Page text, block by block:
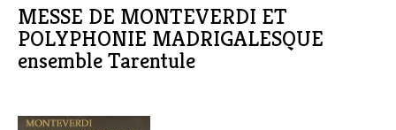
MESSE DE MONTEVERDI ET
POLYPHONIE MADRIGALESQUE
ensemble Tarentule